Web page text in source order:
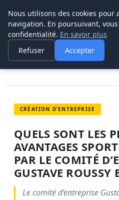
POUVOIR OUVRIER
ACCUEIL
CRÉATION D’ENTREPRISE
QUELS SONT LES PRINCIPAUX
CRÉATION D’ENTREPRISE
QUELS SONT LES
AVANTAGES
PAR LE COMITÉ
GUSTAVE ROUSSY
Le comité d’entreprise
Nous utilisons des cookies
navigation. En poursuivant,
confidentialité. En savoir plus
Refuser
Accepter